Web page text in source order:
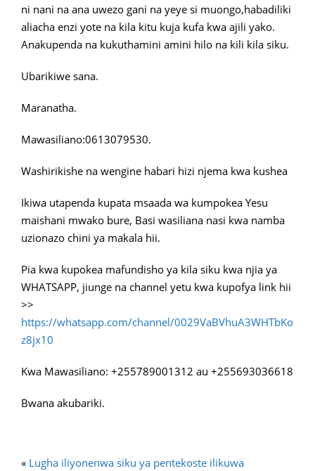
ni nani na ana uwezo gani na yeye si muongo,habadiliki
aliacha enzi yote na kila kitu kuja kufa kwa ajili yako.
Anakupenda na kukuthamini amini hilo na kili kila siku.
Ubarikiwe sana.
Maranatha.
Mawasiliano:0613079530.
Washirikishe na wengine habari hizi njema kwa kushea
Ikiwa utapenda kupata msaada wa kumpokea Yesu
maishani mwako bure, Basi wasiliana nasi kwa namba
uzionazo chini ya makala hii.
Pia kwa kupokea mafundisho ya kila siku kwa njia ya
WHATSAPP, jiunge na channel yetu kwa kupofya link hii
>>
https://whatsapp.com/channel/0029VaBVhuA3WHTbKo
z8jx10
Kwa Mawasiliano: +255789001312 au +255693036618
Bwana akubariki.
« Lugha iliyonenwa siku ya pentekoste ilikuwa